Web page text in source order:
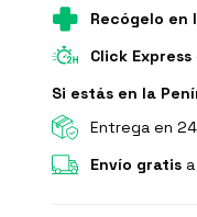
Recógelo en
Click Express
Si estás en la
Entrega en
Envío gratis